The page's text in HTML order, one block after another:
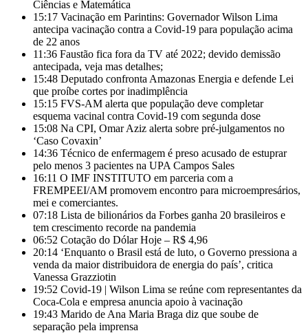
Ciências e Matemática
15:17 Vacinação em Parintins: Governador Wilson Lima
antecipa vacinação contra a Covid-19 para população acima
de 22 anos
11:36 Faustão fica fora da TV até 2022; devido demissão
antecipada, veja mas detalhes;
15:48 Deputado confronta Amazonas Energia e defende Lei
que proíbe cortes por inadimplência
15:15 FVS-AM alerta que população deve completar
esquema vacinal contra Covid-19 com segunda dose
15:08 Na CPI, Omar Aziz alerta sobre pré-julgamentos no
‘Caso Covaxin’
14:36 Técnico de enfermagem é preso acusado de estuprar
pelo menos 3 pacientes na UPA Campos Sales
16:11 O IMF INSTITUTO em parceria com a
FREMPEEI/AM promovem encontro para microempresários,
mei e comerciantes.
07:18 Lista de bilionários da Forbes ganha 20 brasileiros e
tem crescimento recorde na pandemia
06:52 Cotação do Dólar Hoje – R$ 4,96
20:14 ‘Enquanto o Brasil está de luto, o Governo pressiona a
venda da maior distribuidora de energia do país’, critica
Vanessa Grazziotin
19:52 Covid-19 | Wilson Lima se reúne com representantes da
Coca-Cola e empresa anuncia apoio à vacinação
19:43 Marido de Ana Maria Braga diz que soube de
separação pela imprensa